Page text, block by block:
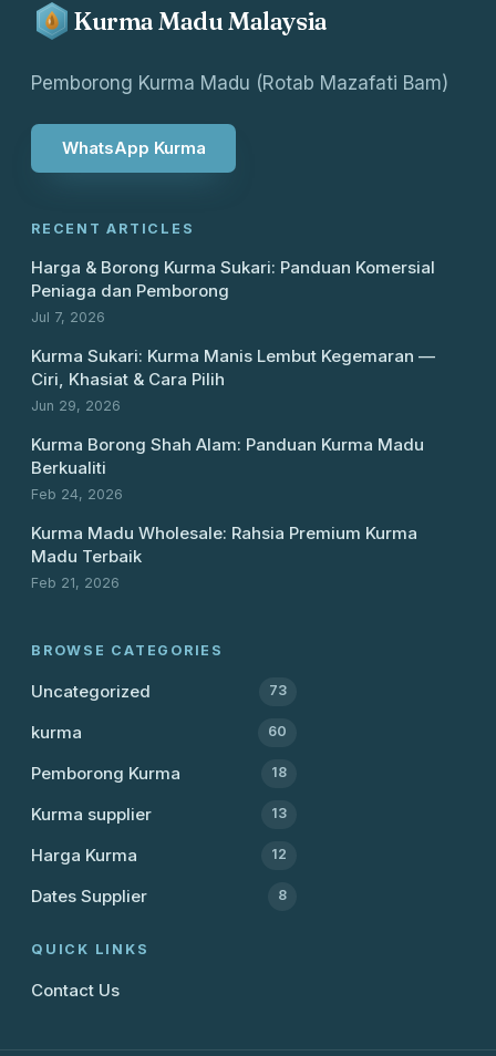
Kurma Madu Malaysia
Pemborong Kurma Madu (Rotab Mazafati Bam)
WhatsApp Kurma
RECENT ARTICLES
Harga & Borong Kurma Sukari: Panduan Komersial
Peniaga dan Pemborong
Jul 7, 2026
Kurma Sukari: Kurma Manis Lembut Kegemaran —
Ciri, Khasiat & Cara Pilih
Jun 29, 2026
Kurma Borong Shah Alam: Panduan Kurma Madu
Berkualiti
Feb 24, 2026
Kurma Madu Wholesale: Rahsia Premium Kurma
Madu Terbaik
Feb 21, 2026
BROWSE CATEGORIES
Uncategorized 73
kurma 60
Pemborong Kurma 18
Kurma supplier 13
Harga Kurma 12
Dates Supplier 8
QUICK LINKS
Contact Us